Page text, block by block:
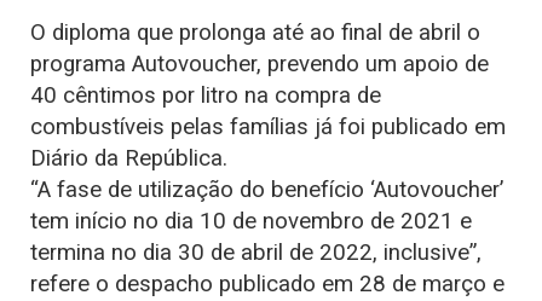
O diploma que prolonga até ao final de abril o
programa Autovoucher, prevendo um apoio de
40 cêntimos por litro na compra de
combustíveis pelas famílias já foi publicado em
Diário da República.
“A fase de utilização do benefício ‘Autovoucher’
tem início no dia 10 de novembro de 2021 e
termina no dia 30 de abril de 2022, inclusive”,
refere o despacho publicado em 28 de março e